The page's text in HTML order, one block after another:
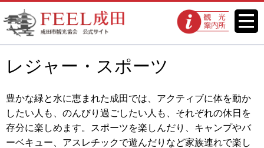
FEEL成田 成田市観光協会 公式
サイト
観光案内所
メニ
ュー
レジャー・スポーツ
豊かな緑と水に恵まれた成田では、アクティブに体を動か
したい人も、のんびり過ごしたい人も、それぞれの休日を
存分に楽しめます。スポーツを楽しんだり、キャンプやバ
ーベキュー、アスレチックで遊んだりなど家族連れで楽し